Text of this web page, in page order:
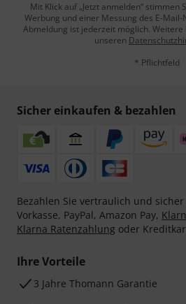
Mit Klick auf „Jetzt anmelden“ stimmen
Werbung und einer Messung des E-
Abmeldung ist jederzeit möglich.
unseren
* Pflichtfeld
Sicher einkaufen & bezahlen
Bezahlen Sie vertraulich und
Vorkasse, PayPal, Amazon Pay,
Klarna Ratenzahlung oder
Ihre Vorteile
3 Jahre Thomann Garantie